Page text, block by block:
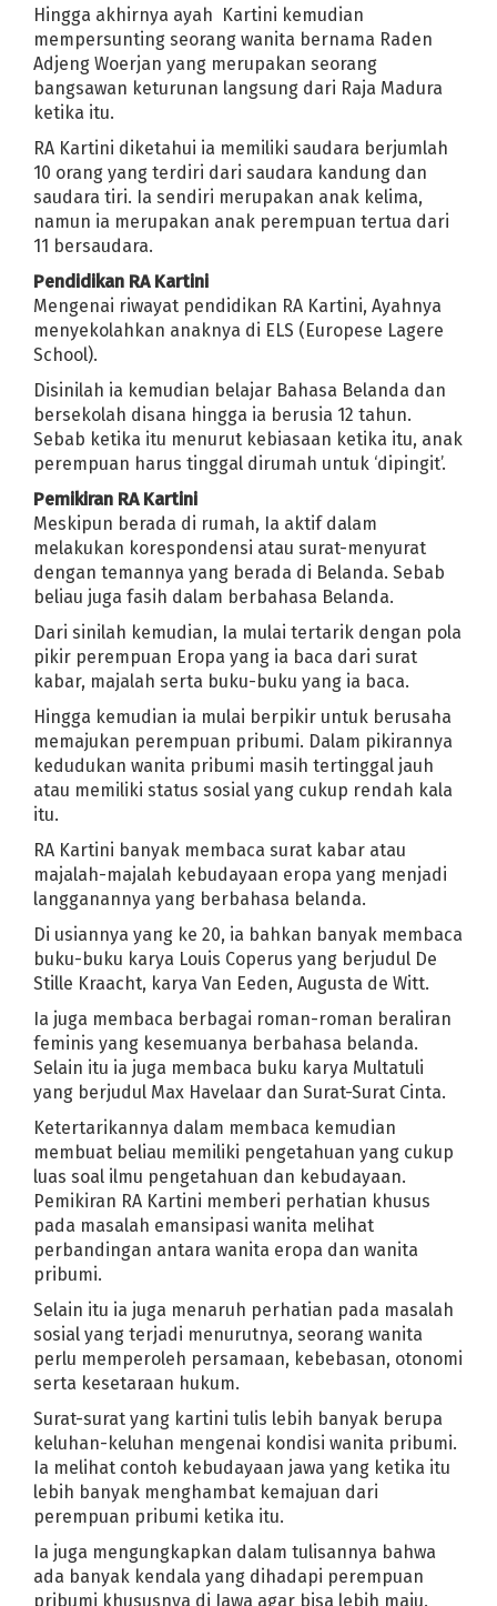
7 Gantikan Windows Vista
Ahmadinejad: Gaza Akan Jadi
2008
Sharapova, Petenis Wanita Berpenghasilan Tertinggi
Amerika, Bukti Gagalnya Kapitalisme
Google Chrome Susupi
Belajar Dari Krisis Amerika Serikat
Ronaldo "CR7" Pecahkan
Demo Kecam Israel Warnai Ibukota
Michael Heart "Song
Monumen Menghormati Pelempar Sepatu Bush
Digerus Firefox, IE Makin Melempem
Pelajaran Moral dari
Ilmu dan Mencari Ilmu
Menjadi PM Baru Israel
paket internet Rp 427.000 untuk 100 Mbps
2021
Redakan Nyeri Haid Hingga Tingkatkan Daya Tahan Tubuh
17.830 Akun
BIOGRAFI RA. KARTINI SINGKAT
di Mana?
5 Cara Melacak HP Hilang dalam Keadaan Mati &
Fadhilah Shalat Sunnah Tarawih
Dunia
DPD dan 23 DPC Partai Demokrat Aceh Diklaim Tak Ikut
DAN EMIS
Syekh Ali Jaber Meninggal Dunia
RI ke-75 Yang Cocok Untuk Berbagai Keperluan
19 untuk Lompatan Besar
Bagaimana mengenali akun buzzer dan menyikapinya?
akan terjadi setelah penerapan New Normal?
di depan publik
Mata Top di India
Covid-19 di ruangan tertutup kian berisiko
Gelar Tatap Muka di Tahun Ajaran Baru
pelaksanaan kurban?
Tiga Orang Positif, Empat Pasien
Merapat, Begini Syarat dan Cara Monetisasi YouTube Terbaru
Zona Kuning
7 Usaha Modal 5 Juta Menguntungkan untuk
Kawah Putih yang Tak Pernah Membosankan
Titip Anak-Anaknya ke Raffi Ahmad
Kebencian
sang Ayah soal Seksualitasnya
Urat? Lawan dengan 6 Makanan Ini
Nggak Apa-Apa Kan Aku yang Kerja
di Tengah Jalan
5 Manfaat Kesehatan yang Mengejutkan dari
Abu Rara Penusuk Wiranto Divonis 12 Tahun Penjara
Jadwal Tayang Anime One Piece Episode 930 pada Minggu 28
Jalan Gebangcarang Dibangun Tahun Ini
Banyak Peserta Kartu Prakerja Belum Dapat Insentif, Ini
Warga Karawang - Jawa Barat
Masyarakat Selama PSBB
Karawang Ajukan PSBB
Polisi: Hoax!
di Rumah Sakit Karawang
Situs Info Sebaran Covid-19 Dunia
Pupus
Situs SOSMAD Cilamaya Kulon Dirilis Awal Ramadhan
di Palisungan
Jika Kejiwaan Tak Stabil
Hingga akhirnya ayah Kartini kemudian
mempersunting seorang wanita bernama Raden
Adjeng Woerjan yang merupakan seorang
bangsawan keturunan langsung dari Raja Madura
ketika itu.
RA Kartini diketahui ia memiliki saudara berjumlah
10 orang yang terdiri dari saudara kandung dan
saudara tiri. Ia sendiri merupakan anak kelima,
namun ia merupakan anak perempuan tertua dari
11 bersaudara.
Pendidikan RA Kartini
Mengenai riwayat pendidikan RA Kartini, Ayahnya
menyekolahkan anaknya di ELS (Europese Lagere
School).
Disinilah ia kemudian belajar Bahasa Belanda dan
bersekolah disana hingga ia berusia 12 tahun.
Sebab ketika itu menurut kebiasaan ketika itu, anak
perempuan harus tinggal dirumah untuk ‘dipingit’.
Pemikiran RA Kartini
Meskipun berada di rumah, Ia aktif dalam
melakukan korespondensi atau surat-menyurat
dengan temannya yang berada di Belanda. Sebab
beliau juga fasih dalam berbahasa Belanda.
Dari sinilah kemudian, Ia mulai tertarik dengan pola
pikir perempuan Eropa yang ia baca dari surat
kabar, majalah serta buku-buku yang ia baca.
Hingga kemudian ia mulai berpikir untuk berusaha
memajukan perempuan pribumi. Dalam pikirannya
kedudukan wanita pribumi masih tertinggal jauh
atau memiliki status sosial yang cukup rendah kala
itu.
RA Kartini banyak membaca surat kabar atau
majalah-majalah kebudayaan eropa yang menjadi
langganannya yang berbahasa belanda.
Di usiannya yang ke 20, ia bahkan banyak membaca
buku-buku karya Louis Coperus yang berjudul De
Stille Kraacht, karya Van Eeden, Augusta de Witt.
Ia juga membaca berbagai roman-roman beraliran
feminis yang kesemuanya berbahasa belanda.
Selain itu ia juga membaca buku karya Multatuli
yang berjudul Max Havelaar dan Surat-Surat Cinta.
Ketertarikannya dalam membaca kemudian
membuat beliau memiliki pengetahuan yang cukup
luas soal ilmu pengetahuan dan kebudayaan.
Pemikiran RA Kartini memberi perhatian khusus
pada masalah emansipasi wanita melihat
perbandingan antara wanita eropa dan wanita
pribumi.
Selain itu ia juga menaruh perhatian pada masalah
sosial yang terjadi menurutnya, seorang wanita
perlu memperoleh persamaan, kebebasan, otonomi
serta kesetaraan hukum.
Surat-surat yang kartini tulis lebih banyak berupa
keluhan-keluhan mengenai kondisi wanita pribumi.
Ia melihat contoh kebudayaan jawa yang ketika itu
lebih banyak menghambat kemajuan dari
perempuan pribumi ketika itu.
Ia juga mengungkapkan dalam tulisannya bahwa
ada banyak kendala yang dihadapi perempuan
pribumi khususnya di Jawa agar bisa lebih maju.